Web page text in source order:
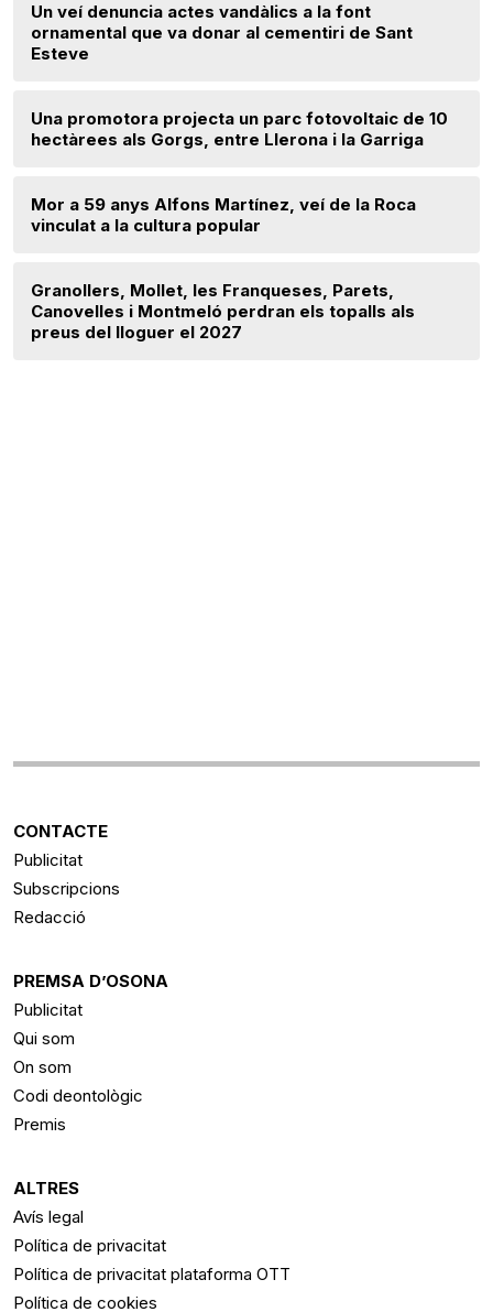
Un veí denuncia actes vandàlics a la font
ornamental que va donar al cementiri de Sant
Esteve
Una promotora projecta un parc fotovoltaic de 10
hectàrees als Gorgs, entre Llerona i la Garriga
Mor a 59 anys Alfons Martínez, veí de la Roca
vinculat a la cultura popular
Granollers, Mollet, les Franqueses, Parets,
Canovelles i Montmeló perdran els topalls als
preus del lloguer el 2027
CONTACTE
Publicitat
Subscripcions
Redacció
PREMSA D’OSONA
Publicitat
Qui som
On som
Codi deontològic
Premis
ALTRES
Avís legal
Política de privacitat
Política de privacitat plataforma OTT
Política de cookies